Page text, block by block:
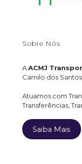
Sobre Nós
AACMJ
Camilo dos Santos.
Atuamos com
Transferências,
Saiba Mais